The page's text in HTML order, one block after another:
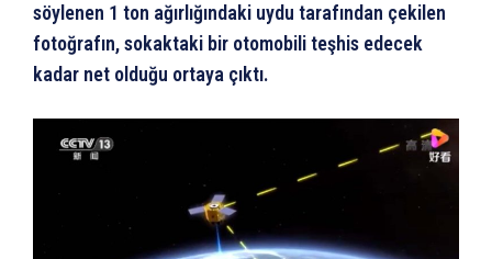
söylenen 1 ton ağırlığındaki uydu tarafından çekilen
fotoğrafın, sokaktaki bir otomobili teşhis edecek
kadar net olduğu ortaya çıktı.